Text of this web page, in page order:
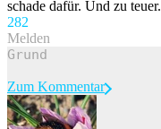
schade dafür. Und zu teuer.
282
Melden
Zum Kommentar